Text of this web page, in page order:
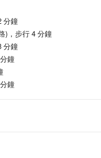
分鐘
)，步行 4 分鐘
分鐘
鐘
鐘